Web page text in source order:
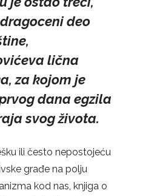
deo
lična
za kojom je
dana egzila
svog života.
ili često nepostojeću
građe na polju
kod nas, knjiga o